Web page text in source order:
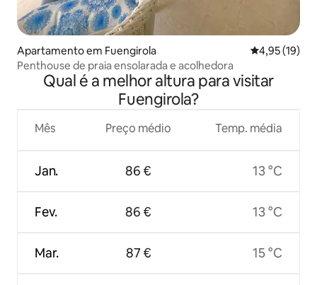
Apartamento em Fuengirola Classificação
4,95 (19)
Penthouse de praia ensolarada e acolhedora
Qual é a melhor altura para visitar
Fuengirola?
Mês
Jan.
Fev.
Mar.
Preço médio
86 €
86 €
87 €
Temp. média
13 °C
13 °C
15 °C